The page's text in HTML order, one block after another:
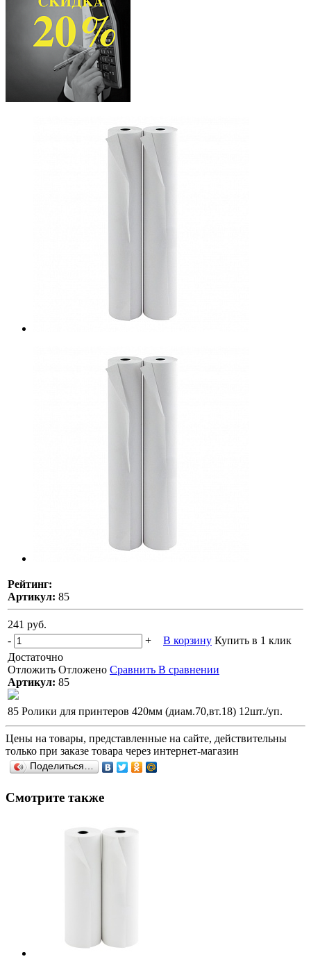
Рейтинг:
Артикул: 85
241 руб.
-
+ В корзину Купить в 1 клик
Достаточно
Отложить Отложено Сравнить В сравнении
Артикул: 85
85 Ролики для принтеров 420мм (диам.70,вт.18) 12шт./уп.
Цены на товары, представленные на сайте, действительны
только при заказе товара через интернет-магазин
Поделиться…
Смотрите также